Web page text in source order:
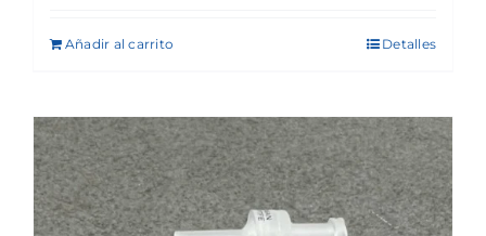
Añadir al carrito Detalles